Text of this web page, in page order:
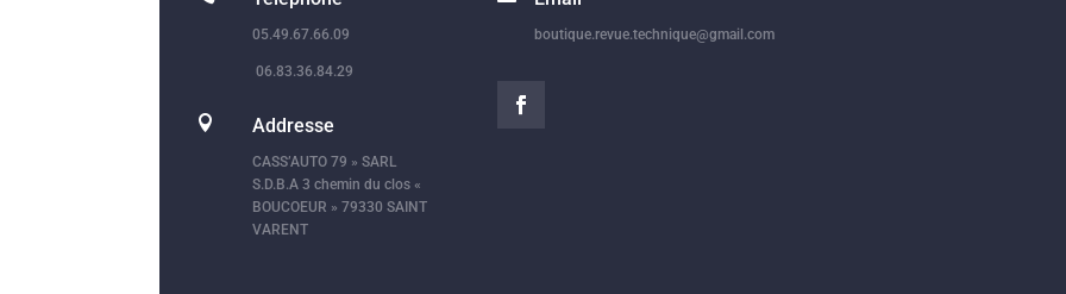
05.49.67.66.09
06.83.36.84.29
 Addresse
CASS’AUTO 79 » SARL
S.D.B.A 3 chemin du clos «
BOUCOEUR » 79330 SAINT
VARENT
boutique.revue.technique@gmail.com